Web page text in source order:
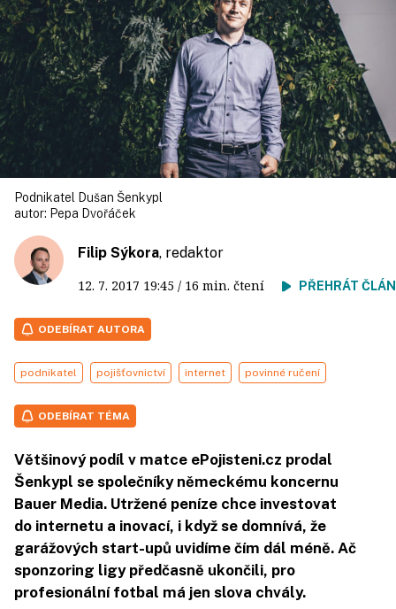
Podnikatel Dušan Šenkypl
autor: Pepa Dvořáček
Filip Sýkora, redaktor
12. 7. 2017 19:45 / 16 min. čtení PŘEHRÁT
ODEBÍRAT AUTORA
podnikatel pojišťovnictví internet povinné ručení
ODEBÍRAT TÉMA
Většinový podíl v matce ePojisteni.cz prodal
Šenkypl se společníky německému koncernu
Bauer Media. Utržené peníze chce investovat
do internetu a inovací, i když se domnívá, že
garážových start-upů uvidíme čím dál méně. Ač
sponzoring ligy předčasně ukončili, pro
profesionální fotbal má jen slova chvály.